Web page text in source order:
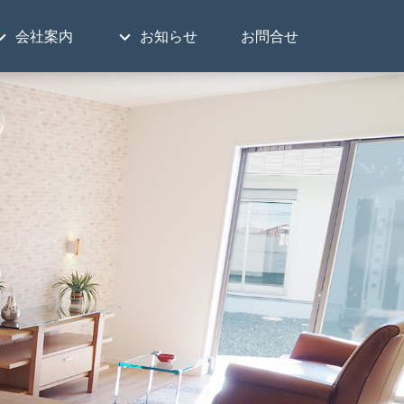
会社案内 お知らせ お問合せ